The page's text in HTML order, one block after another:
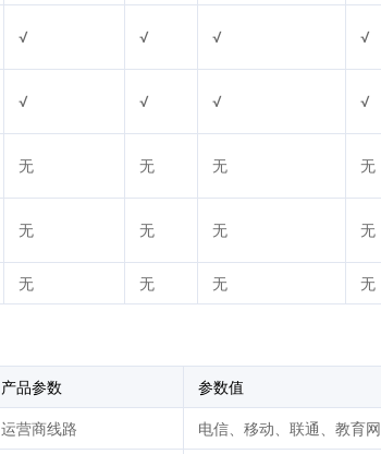
√ √ √ √
√ √ √ √
无 无 无 无
无 无 无 无
无 无 无 无
产品参数 参数值
运营商线路 电信、移动、联通、教育网